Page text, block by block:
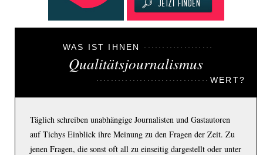
WAS IST IHNEN
Qualitätsjournalismus
WERT?
Täglich schreiben unabhängige Journalisten und Gastautoren
auf Tichys Einblick ihre Meinung zu den Fragen der Zeit. Zu
jenen Fragen, die sonst oft all zu einseitig dargestellt oder unter